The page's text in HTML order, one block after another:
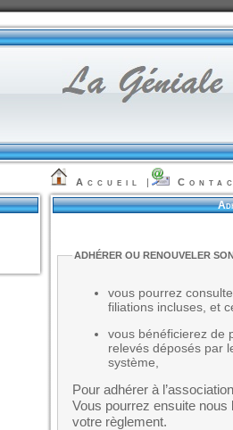
Accueil |
ADHÉRER OU RENOUVELER
vous pourrez
filiations incluses, et
vous bénéficierez de
relevés déposés par
système,
Pour adhérer à
Vous pourrez ensuite
votre règlement.